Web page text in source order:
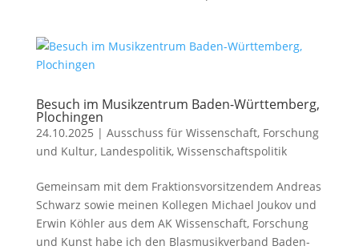
Besuch im Musikzentrum Baden-Württemberg,
Plochingen
24.10.2025 | Ausschuss für Wissenschaft, Forschung
und Kultur, Landespolitik, Wissenschaftspolitik
Gemeinsam mit dem Fraktionsvorsitzendem Andreas
Schwarz sowie meinen Kollegen Michael Joukov und
Erwin Köhler aus dem AK Wissenschaft, Forschung
und Kunst habe ich den Blasmusikverband Baden-